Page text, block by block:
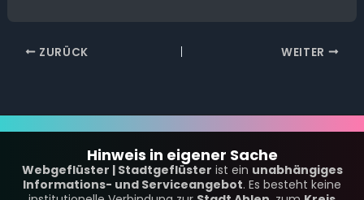
ZURÜCK WEITER
Hinweis in eigener Sache
Webgeflüster | Stadtgeflüster ist ein unabhängiges
Informations- und Serviceangebot. Es besteht keine